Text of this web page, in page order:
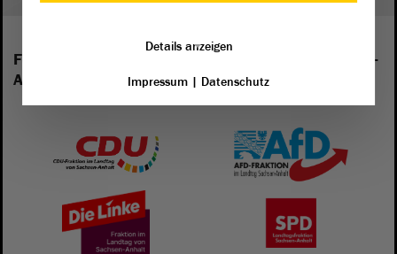
Folgende Fraktionen sind im Landtag von Sachsen-
Anhalt vertreten:
Details anzeigen
Impressum| Datenschutz